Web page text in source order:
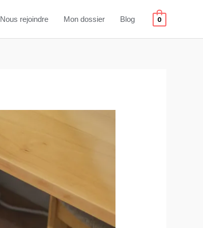
Nous rejoindre Mon dossier Blog 0